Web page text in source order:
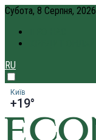
Субота, 8 Серпня, 2026
RU
Київ
+19°